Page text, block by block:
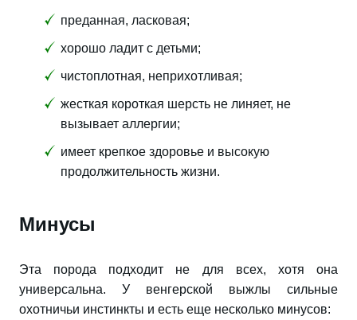
преданная, ласковая;
хорошо ладит с детьми;
чистоплотная, неприхотливая;
жесткая короткая шерсть не линяет, не
вызывает аллергии;
имеет крепкое здоровье и высокую
продолжительность жизни.
Минусы
Эта порода подходит не для всех, хотя она
универсальна. У венгерской выжлы сильные
охотничьи инстинкты и есть еще несколько минусов: